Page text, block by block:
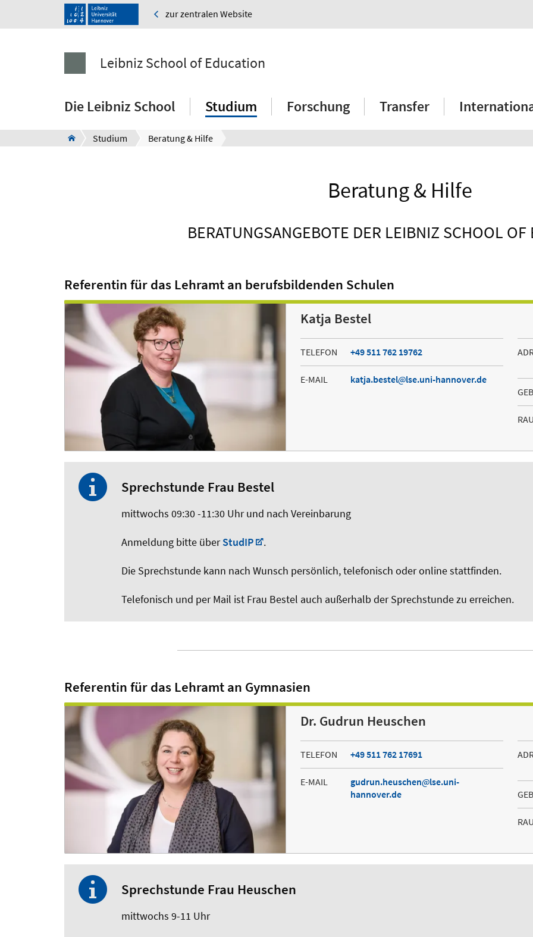
zur zentralen Website
Leibniz School of Education
Die Leibniz School Studium Forschung Transfer
Studium Beratung & Hilfe
Beratung & Hilfe
BERATUNGSANGEBOTE DER LEIBNIZ SCHOOL OF
Referentin für das Lehramt an berufsbildenden Schulen
Katja Bestel
TELEFON +49 511 762 19762
E-MAIL katja.bestel lse.uni-hannover.de
Sprechstunde Frau Bestel
mittwochs 09:30 -11:30 Uhr und nach Vereinbarung
Anmeldung bitte überStudIP .
Die Sprechstunde kann nach Wunsch persönlich, telefonisch oder online stattfinden.
Telefonisch und per Mail ist Frau Bestel auch außerhalb der Sprechstunde zu erreichen.
Referentin für das Lehramt an Gymnasien
Dr. Gudrun Heuschen
TELEFON +49 511 762 17691
E-MAIL gudrun.heuschen
lse.uni-
hannover.de
Sprechstunde Frau Heuschen
mittwochs 9-11 Uhr